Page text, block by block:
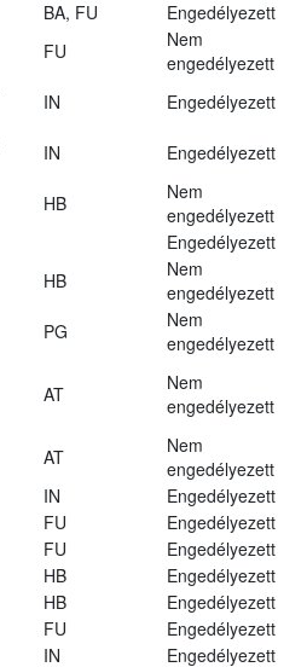
BA, FU
Engedélyezett
FU
Nem
engedélyezett
IN
Engedélyezett
IN Engedélyezett
HB
Nem
engedélyezett
Engedélyezett
HB
Nem
engedélyezett
PG
Nem
engedélyezett
AT
Nem
engedélyezett
AT
Nem
engedélyezett
IN
Engedélyezett
FU
Engedélyezett
FU
Engedélyezett
HB
Engedélyezett
HB
Engedélyezett
FU
Engedélyezett
IN
Engedélyezett